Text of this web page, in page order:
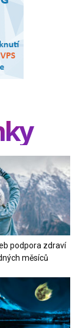
podpora zdraví
měsíců